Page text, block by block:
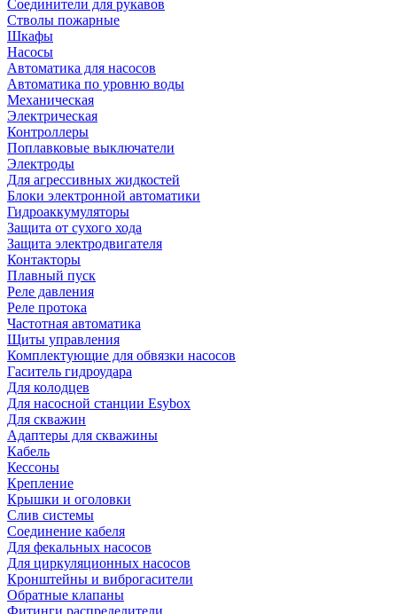
Соединители для рукавов
Стволы пожарные
Шкафы
Насосы
Автоматика для насосов
Автоматика по уровню воды
Механическая
Электрическая
Контроллеры
Поплавковые выключатели
Электроды
Для агрессивных жидкостей
Блоки электронной автоматики
Гидроаккумуляторы
Защита от сухого хода
Защита электродвигателя
Контакторы
Плавный пуск
Реле давления
Реле протока
Частотная автоматика
Щиты управления
Комплектующие для обвязки насосов
Гаситель гидроудара
Для колодцев
Для насосной станции Esybox
Для скважин
Адаптеры для скважины
Кабель
Кессоны
Крепление
Крышки и оголовки
Слив системы
Соединение кабеля
Для фекальных насосов
Для циркуляционных насосов
Кронштейны и виброгасители
Обратные клапаны
Фитинги распределители